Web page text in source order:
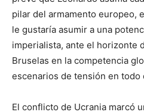
pilar del armamento europeo,
le gustaría asumir a una
imperialista, ante el horizonte
Bruselas en la competencia
escenarios de tensión en todo
El conflicto de Ucrania marcó